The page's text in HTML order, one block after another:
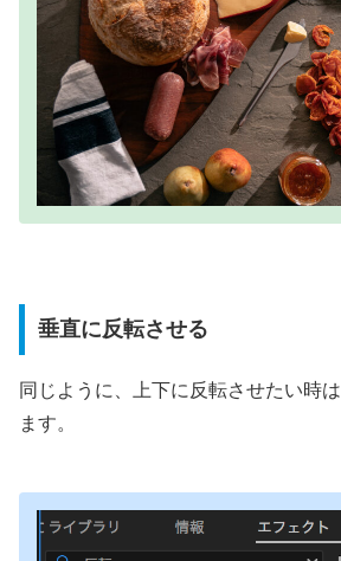
垂直に反転させる
同じように、上下に反転させたい時は
ます。